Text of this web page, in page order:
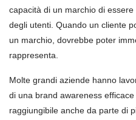
capacità di un marchio di
degli utenti. Quando un cliente
un marchio, dovrebbe poter
rappresenta.
Molte grandi aziende hanno
di una brand awareness
raggiungibile anche da parte di